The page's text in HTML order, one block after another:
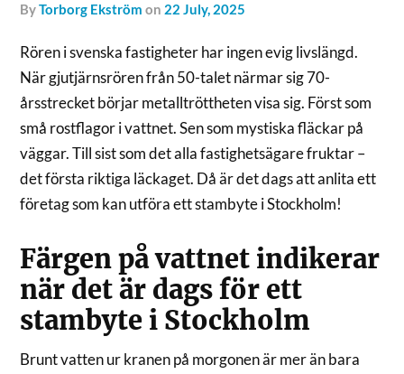
byTorborg Ekström on 22 July, 2025
Rören i svenska fastigheter har ingen evig livslängd.
När gjutjärnsrören från 50-talet närmar sig 70-
årsstrecket börjar metalltröttheten visa sig. Först som
små rostflagor i vattnet. Sen som mystiska fläckar på
väggar. Till sist som det alla fastighetsägare fruktar –
det första riktiga läckaget. Då är det dags att anlita ett
företag som kan utföra ett stambyte i Stockholm!
Färgen på vattnet indikerar
när det är dags för ett
stambyte i Stockholm
Brunt vatten ur kranen på morgonen är mer än bara